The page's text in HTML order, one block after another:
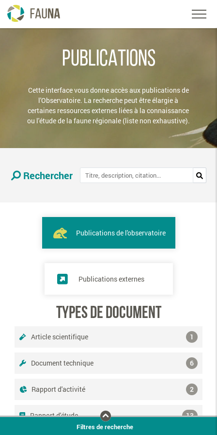
PUBLICATIONS
Cette interface vous donne accès aux publications de
l'Observatoire. La recherche peut être élargie à
certaines ressources externes liées à la connaissance
ou l'étude de la faune régionale (liste non exhaustive).
Rechercher
Publications de l'observatoire
Publications externes
Types de document
Article scientifique 1
Document technique 6
Rapport d'activité 2
Rapport d'étude
13
Filtres de recherche